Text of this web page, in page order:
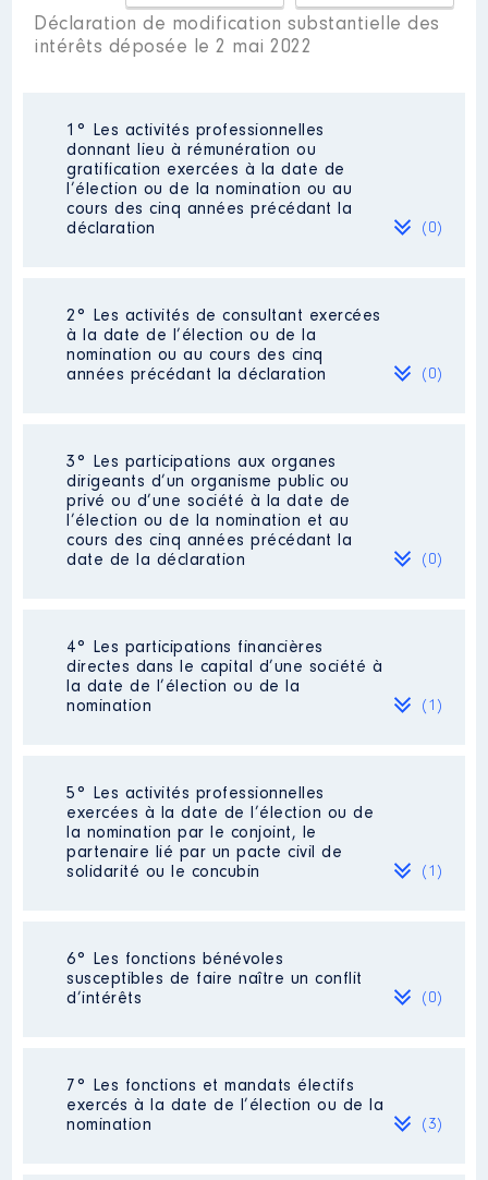
Déclaration de modification substantielle des
intérêts déposée le 2 mai 2022
1° Les activités professionnelles
donnant lieu à rémunération ou
gratification exercées à la date de
l’élection ou de la nomination ou au
cours des cinq années précédant la
déclaration
(0)
Néant
2° Les activités de consultant exercées
à la date de l’élection ou de la
nomination ou au cours des cinq
années précédant la déclaration
(0)
Néant
3° Les participations aux organes
dirigeants d’un organisme public ou
privé ou d’une société à la date de
l’élection ou de la nomination et au
cours des cinq années précédant la
date de la déclaration
(0)
Néant
4° Les participations financières
directes dans le capital d’une société à
la date de l’élection ou de la
nomination
(1)
Société : SCI [Données non publiées]
Evaluation : 300 € │ Nombre de parts
détenues : 100 │ Pourcentage du
capital détenu : 33 %
5° Les activités professionnelles
exercées à la date de l’élection ou de
la nomination par le conjoint, le
partenaire lié par un pacte civil de
solidarité ou le concubin
(1)
Activité professionnelle
Employeur: LIBERAL
6° Les fonctions bénévoles
susceptibles de faire naître un conflit
d’intérêts
(0)
Néant
7° Les fonctions et mandats électifs
exercés à la date de l’élection ou de la
nomination
(3)